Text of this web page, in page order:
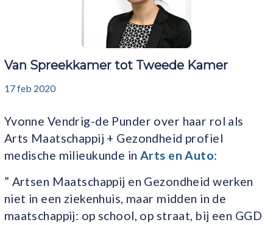
Van Spreekkamer tot Tweede Kamer
17 feb 2020
Yvonne Vendrig-de Punder over haar rol als
Arts Maatschappij + Gezondheid profiel
medische milieukunde inArts en Auto:
” Artsen Maatschappij en Gezondheid werken
niet in een ziekenhuis, maar midden in de
maatschappij: op school, op straat, bij een GGD